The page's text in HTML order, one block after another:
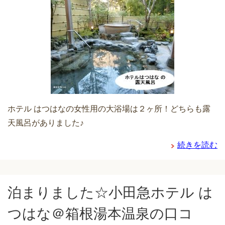
ホテル はつはなの女性用の大浴場は２ヶ所！どちらも露
天風呂がありました♪
続きを読む
泊まりました☆小田急ホテル は
つはな＠箱根湯本温泉の口コ